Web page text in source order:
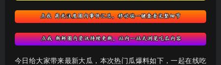
今日给大家带来最新大瓜，本次热门瓜爆料如下，一起在线吃